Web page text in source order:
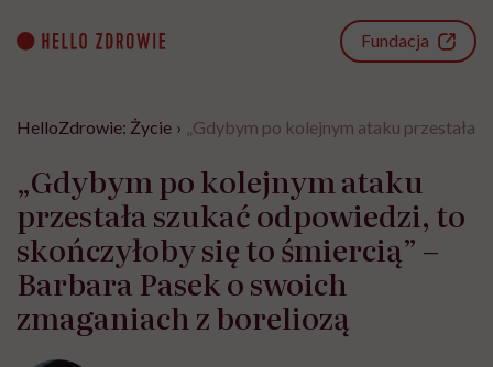
content
Fundacja
HelloZdrowie: Życie › „Gdybym po kolejnym ataku przestała
„Gdybym po kolejnym ataku
przestała szukać odpowiedzi, to
skończyłoby się to śmiercią” –
Barbara Pasek o swoich
zmaganiach z boreliozą